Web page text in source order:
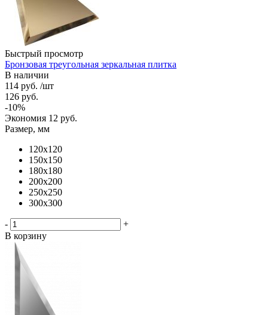
Быстрый просмотр
Бронзовая треугольная зеркальная плитка
В наличии
114 руб. /шт
126 руб.
-10%
Экономия 12 руб.
Размер, мм
120х120
150х150
180х180
200х200
250х250
300х300
-
+
В корзину